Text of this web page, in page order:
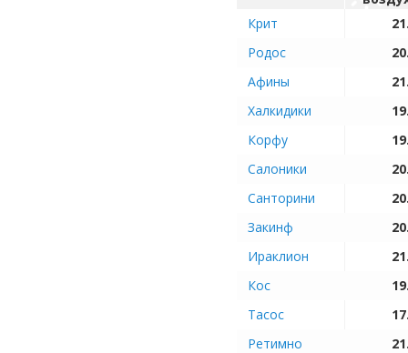
Крит
Родос
Афины
Халкидики
Корфу
Салоники
Санторини
Закинф
Ираклион
Кос
Тасос
Ретимно